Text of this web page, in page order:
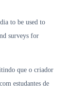
to be used to
surveys for
que o criador
estudantes de